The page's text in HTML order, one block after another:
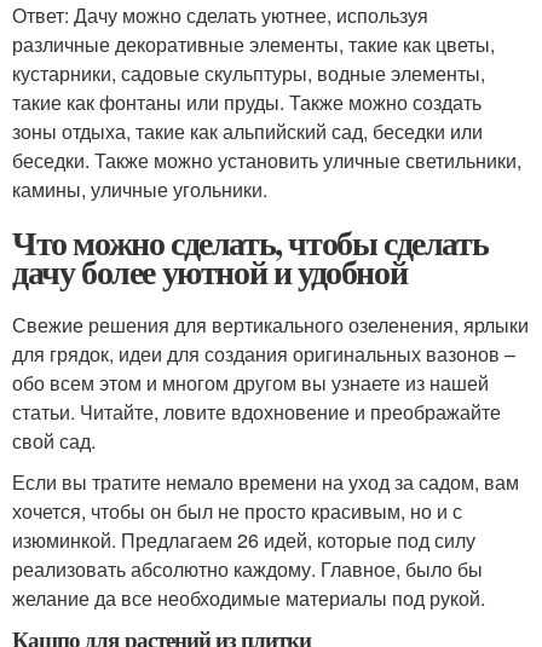
Ответ: Дачу можно сделать уютнее, используя
различные декоративные элементы, такие как цветы,
кустарники, садовые скульптуры, водные элементы,
такие как фонтаны или пруды. Также можно создать
зоны отдыха, такие как альпийский сад, беседки или
беседки. Также можно установить уличные светильники,
камины, уличные угольники.
Что можно сделать, чтобы сделать
дачу более уютной и удобной
Свежие решения для вертикального озеленения, ярлыки
для грядок, идеи для создания оригинальных вазонов –
обо всем этом и многом другом вы узнаете из нашей
статьи. Читайте, ловите вдохновение и преображайте
свой сад.
Если вы тратите немало времени на уход за садом, вам
хочется, чтобы он был не просто красивым, но и с
изюминкой. Предлагаем 26 идей, которые под силу
реализовать абсолютно каждому. Главное, было бы
желание да все необходимые материалы под рукой.
Кашпо для растений из плитки